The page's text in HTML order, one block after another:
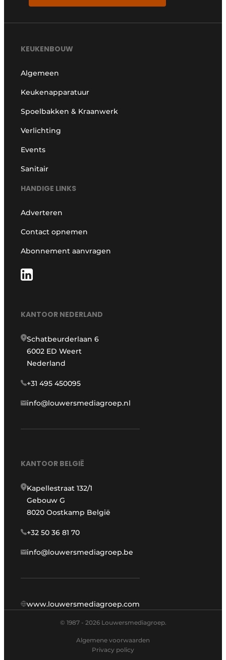
KEUKENBOUW
Algemeen
Keukenapparatuur
Spoelbakken & Kraanwerk
Verlichting
Events
Sanitair
HANDIGE LINKS
Adverteren
Contact opnemen
Abonnement aanvragen
KANTOOR NEDERLAND
Schatbeurderlaan 6
6002 ED Weert
Nederland
+31 495 450095
info@louwersmediagroep.nl
KANTOOR BELGIË
Kapellestraat 132/1
Gebouw G
8020 Oostkamp België
+32 50 36 81 70
info@louwersmediagroep.be
www.louwersmediagroep.com
© 1987 - 2026 Louwersmediagroep.
Algemene voorwaarden
Privacy policy